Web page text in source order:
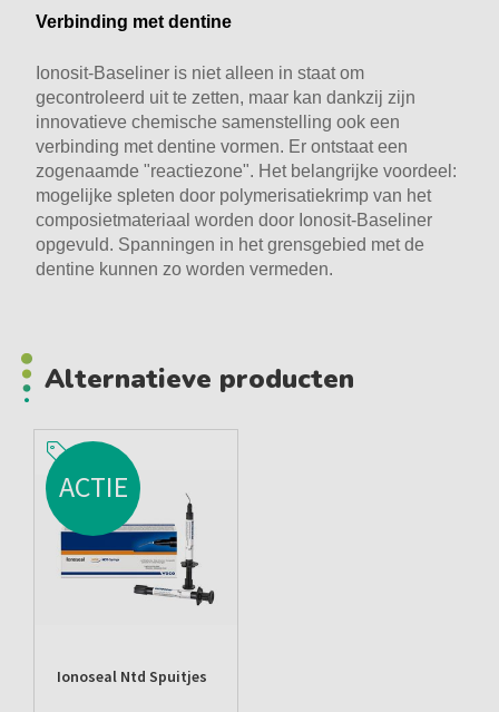
Verbinding met dentine
Ionosit-Baseliner is niet alleen in staat om
gecontroleerd uit te zetten, maar kan dankzij zijn
innovatieve chemische samenstelling ook een
verbinding met dentine vormen. Er ontstaat een
zogenaamde "reactiezone". Het belangrijke voordeel:
mogelijke spleten door polymerisatiekrimp van het
composietmateriaal worden door Ionosit-Baseliner
opgevuld. Spanningen in het grensgebied met de
dentine kunnen zo worden vermeden.
Alternatieve producten
ACTIE
Ionoseal Ntd Spuitjes